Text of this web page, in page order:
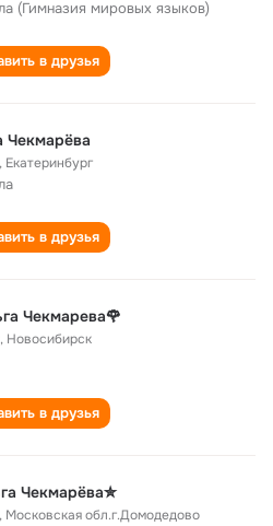
(Гимназия мировых языков)
в друзья
Чекмарёва
, Екатеринбург
в друзья
Чекмарева🌹
, Новосибирск
в друзья
Чекмарёва✮
, Московская обл.г.Домодедово